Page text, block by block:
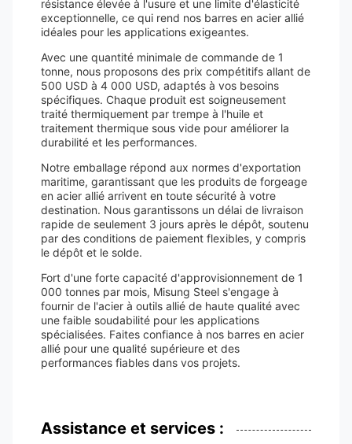
résistance élevée à l'usure et une limite d'élasticité
exceptionnelle, ce qui rend nos barres en acier allié
idéales pour les applications exigeantes.
Avec une quantité minimale de commande de 1
tonne, nous proposons des prix compétitifs allant de
500 USD à 4 000 USD, adaptés à vos besoins
spécifiques. Chaque produit est soigneusement
traité thermiquement par trempe à l'huile et
traitement thermique sous vide pour améliorer la
durabilité et les performances.
Notre emballage répond aux normes d'exportation
maritime, garantissant que les produits de forgeage
en acier allié arrivent en toute sécurité à votre
destination. Nous garantissons un délai de livraison
rapide de seulement 3 jours après le dépôt, soutenu
par des conditions de paiement flexibles, y compris
le dépôt et le solde.
Fort d'une forte capacité d'approvisionnement de 1
000 tonnes par mois, Misung Steel s'engage à
fournir de l'acier à outils allié de haute qualité avec
une faible soudabilité pour les applications
spécialisées. Faites confiance à nos barres en acier
allié pour une qualité supérieure et des
performances fiables dans vos projets.
Assistance et services :